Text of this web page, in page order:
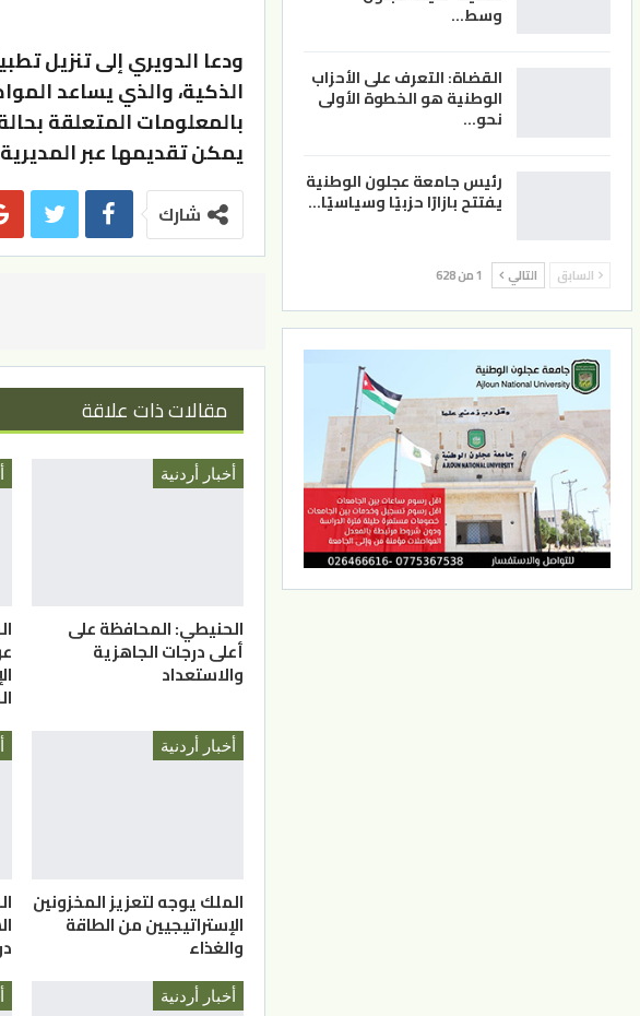
الذكية، والذي يساعد
بالمعلومات المتعلقة
يمكن تقديمها عبر
شارك
مقالات ذات علاقة
أخبار أردنية
الحنيطي: المحافظة على
أعلى درجات الجاهزية
والاستعداد
أخبار أردنية
الملك يوجه لتعزيز المخزونين
الإستراتيجيين من الطاقة
والغذاء
أخبار أردنية
وسط…
القضاة: التعرف على الأحزاب
الوطنية هو الخطوة الأولى
نحو…
رئيس جامعة عجلون الوطنية
يفتتح بازارًا حزبيًا وسياسيًا…
السابق التالي 1 من 628